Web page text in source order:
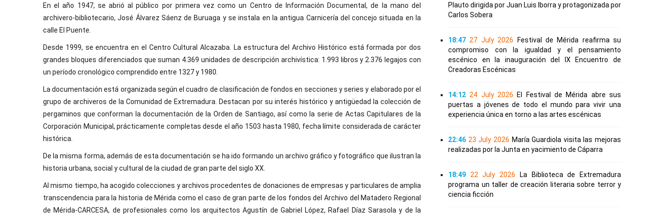
En el año 1947, se abrió al público por primera vez como un Centro de Información Documental, de la mano del
archivero-bibliotecario, José Álvarez Sáenz de Buruaga y se instala en la antigua Carnicería del concejo situada en la
calle El Puente.
Desde 1999, se encuentra en el Centro Cultural Alcazaba. La estructura del Archivo Histórico está formada por dos
grandes bloques diferenciados que suman 4.369 unidades de descripción archivística: 1.993 libros y 2.376 legajos con
un período cronológico comprendido entre 1327 y 1980.
La documentación está organizada según el cuadro de clasificación de fondos en secciones y series y elaborado por el
grupo de archiveros de la Comunidad de Extremadura. Destacan por su interés histórico y antigüedad la colección de
pergaminos que conforman la documentación de la Orden de Santiago, así como la serie de Actas Capitulares de la
Corporación Municipal, prácticamente completas desde el año 1503 hasta 1980, fecha límite considerada de carácter
histórica.
De la misma forma, además de esta documentación se ha ido formando un archivo gráfico y fotográfico que ilustran la
historia urbana, social y cultural de la ciudad de gran parte del siglo XX.
Al mismo tiempo, ha acogido colecciones y archivos procedentes de donaciones de empresas y particulares de amplia
transcendencia para la historia de Mérida como el caso de gran parte de los fondos del Archivo del Matadero Regional
de Mérida-CARCESA, de profesionales como los arquitectos Agustín de Gabriel López, Rafael Díaz Sarasola y de la
Plauto dirigida por Juan Luis Iborra y protagonizada por
Carlos Sobera
18:47 27 July 2026
Festival de Mérida reafirma su
compromiso con la igualdad y el pensamiento
escénico en la inauguración del IX Encuentro de
Creadoras Escénicas
14:12 24 July 2026
El Festival de Mérida abre sus
puertas a jóvenes de todo el mundo para vivir una
experiencia única en torno a las artes escénicas
22:46 23 July 2026 María Guardiola visita las mejoras
realizadas por la Junta en yacimiento de Cáparra
18:49 22 July 2026
La Biblioteca de Extremadura
programa un taller de creación literaria sobre terror y
ciencia ficción